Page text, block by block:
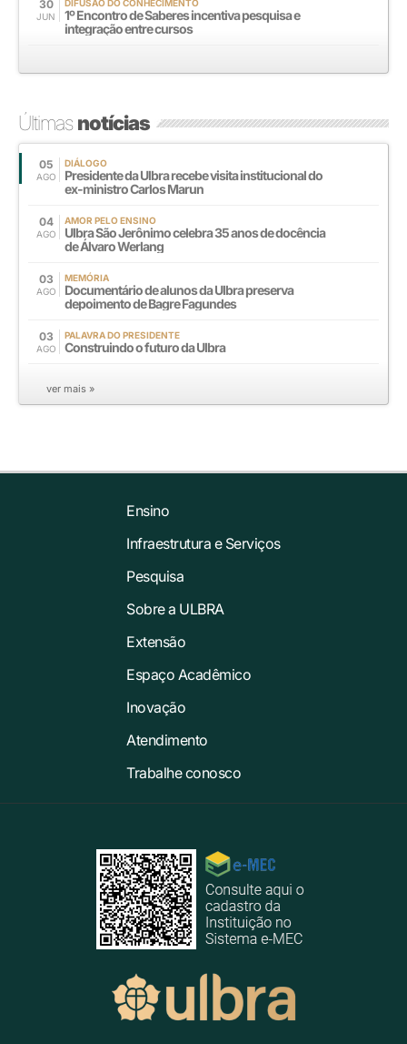
30
JUN
DIFUSÃO DO CONHECIMENTO
1º Encontro de Saberes incentiva pesquisa e
integração entre cursos
Últimasnotícias
05
AGO
DIÁLOGO
Presidente da Ulbra recebe visita institucional do
ex-ministro Carlos Marun
04
AGO
AMOR PELO ENSINO
Ulbra São Jerônimo celebra 35 anos de docência
de Álvaro Werlang
03
AGO
MEMÓRIA
Documentário de alunos da Ulbra preserva
depoimento de Bagre Fagundes
03
AGO
PALAVRA DO PRESIDENTE
Construindo o futuro da Ulbra
ver mais »
Ensino
Infraestrutura e Serviços
Pesquisa
Sobre a ULBRA
Extensão
Espaço Acadêmico
Inovação
Atendimento
Trabalhe conosco